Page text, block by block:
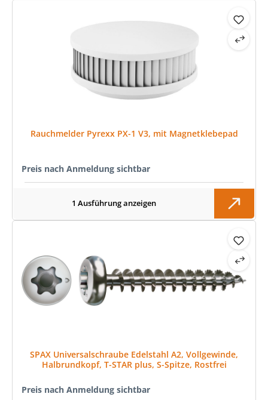
Rauchmelder Pyrexx PX-1 V3, mit Magnetklebepad
Preis nach Anmeldung sichtbar
1 Ausführung anzeigen
SPAX Universalschraube Edelstahl A2, Vollgewinde,
Halbrundkopf, T-STAR plus, S-Spitze, Rostfrei
Preis nach Anmeldung sichtbar